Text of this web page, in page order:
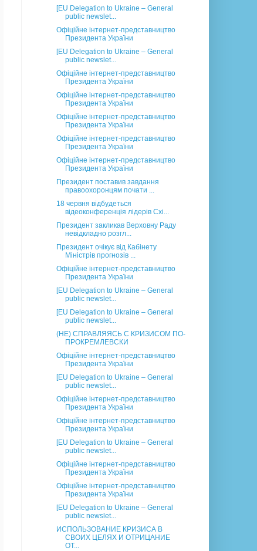
[EU Delegation to Ukraine – General
public newslet...
Офіційне інтернет-представництво
Президента України
[EU Delegation to Ukraine – General
public newslet...
Офіційне інтернет-представництво
Президента України
Офіційне інтернет-представництво
Президента України
Офіційне інтернет-представництво
Президента України
Офіційне інтернет-представництво
Президента України
Офіційне інтернет-представництво
Президента України
Президент поставив завдання
правоохоронцям почати ...
18 червня відбудеться
відеоконференція лідерів Схі...
Президент закликав Верховну Раду
невідкладно розгл...
Президент очікує від Кабінету
Міністрів прогнозів ...
Офіційне інтернет-представництво
Президента України
[EU Delegation to Ukraine – General
public newslet...
[EU Delegation to Ukraine – General
public newslet...
(НЕ) СПРАВЛЯЯСЬ С КРИЗИСОМ ПО-
ПРОКРЕМЛЕВСКИ
Офіційне інтернет-представництво
Президента України
[EU Delegation to Ukraine – General
public newslet...
Офіційне інтернет-представництво
Президента України
Офіційне інтернет-представництво
Президента України
[EU Delegation to Ukraine – General
public newslet...
Офіційне інтернет-представництво
Президента України
Офіційне інтернет-представництво
Президента України
[EU Delegation to Ukraine – General
public newslet...
ИСПОЛЬЗОВАНИЕ КРИЗИСА В
СВОИХ ЦЕЛЯХ И ОТРИЦАНИЕ
ОТ...